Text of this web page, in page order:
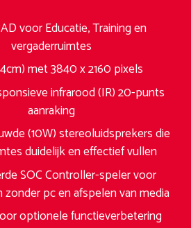
voor Educatie, Training en
vergaderruimtes
met 3840 x 2160 pixels
infrarood (IR) 20-punts
aanraking
(10W) stereoluidsprekers die
duidelijk en effectief vullen
SOC Controller-speler voor
pc en afspelen van media
optionele functieverbetering